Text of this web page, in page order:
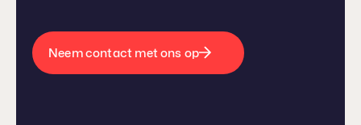
Neem contact met ons op